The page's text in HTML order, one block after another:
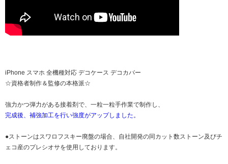
iPhone スマホ 全機種対応 デコケース デコカバー
☆資格者制作＆監修の本格派☆
強力かつ弾力がある接着剤で、一粒一粒手作業で制作し、
完成後、補強加工を行い強度がアップしました。
●ストーンはスワロフスキー廃盤の場合、自社開発の同カット数ストーン及びチ
ェコ産のプレシオサを使用しております。